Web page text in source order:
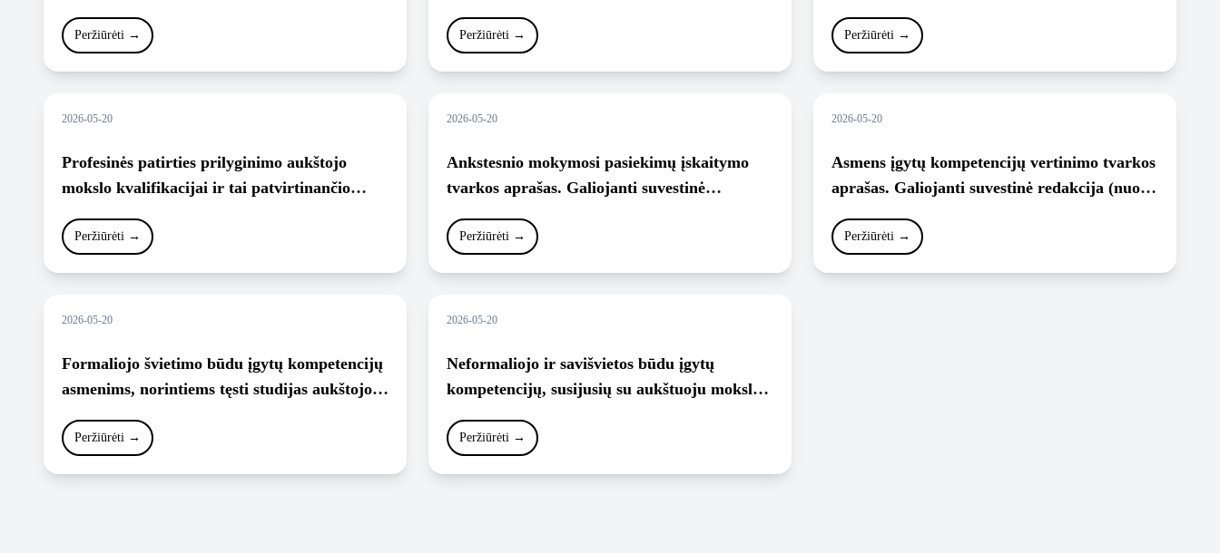
Peržiūrėti → Peržiūrėti →
tvarkos aprašas, Galiojanti suvestinė
Peržiūrėti →
2026-05-20
Profesinės patirties prilyginimo aukštojo
mokslo kvalifikacijai ir tai patvirtinančio
Galiojanti suvestinė redakcija (nuo 2022-09-
Peržiūrėti →
2026-05-20
Ankstesnio mokymosi pasiekimų įskaitymo
tvarkos aprašas. Galiojanti suvestinė
Peržiūrėti →
2026-05-20
Asmens įgytų kompetencijų vertinimo tvarkos
aprašas. Galiojanti suvestinė redakcija (nuo
Peržiūrėti →
2026-05-20
Formaliojo švietimo būdu įgytų kompetencijų
asmenims, norintiems tęsti studijas aukštojoje
programos dalies tvarkos aprašas, 2017.
Peržiūrėti →
2026-05-20
Neformaliojo ir savišvietos būdu įgytų
kompetencijų, susijusių su aukštuoju mokslu,
mokyklose bendrieji principai, 2017.
Peržiūrėti →